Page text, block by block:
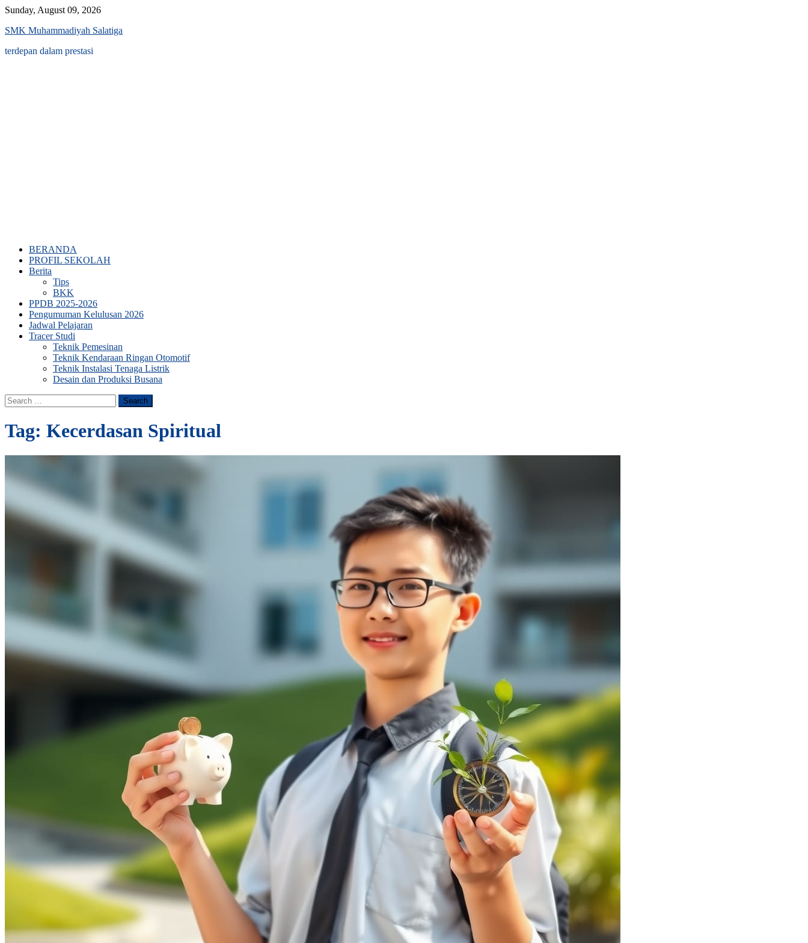
Skip
content
Sunday, August 09, 2026
SMK Muhammadiyah Salatiga
terdepan dalam prestasi
BERANDA
PROFIL SEKOLAH
Berita
Tips
BKK
PPDB 2025-2026
Pengumuman Kelulusan 2026
Jadwal Pelajaran
Tracer Studi
Teknik Pemesinan
Teknik Kendaraan Ringan Otomotif
Teknik Instalasi Tenaga Listrik
Desain dan Produksi Busana
Search
for:
Tag: Kecerdasan Spiritual